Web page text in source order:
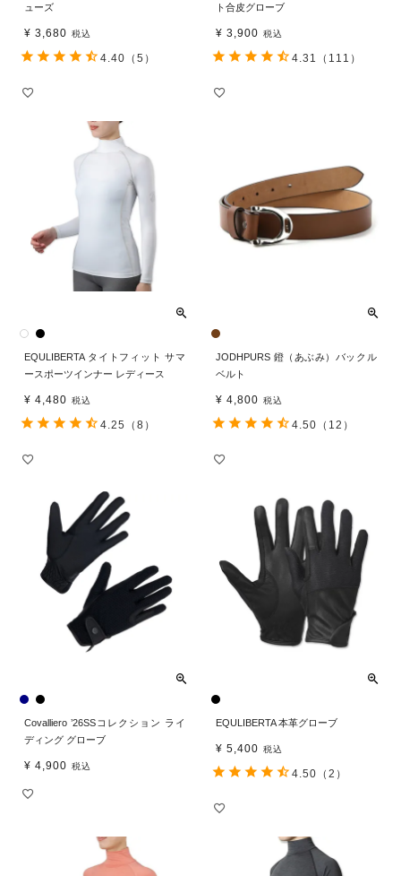
ューズ
¥ 3,680 税込
4.40 （5）
ト合皮グローブ
¥ 3,900 税込
4.31 （111）
EQULIBERTA タイトフィット サマ
ースポーツインナー レディース
¥ 4,480 税込
4.25 （8）
JODHPURS 鐙（あぶみ）バックル
ベルト
¥ 4,800 税込
4.50 （12）
Covalliero ’26SSコレクション ライ
ディング グローブ
¥ 4,900 税込
EQULIBERTA 本革グローブ
¥ 5,400 税込
4.50 （2）